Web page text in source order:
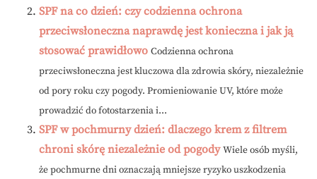
SPF na co dzień: czy codzienna ochrona
przeciwsłoneczna naprawdę jest konieczna i jak ją
stosować prawidłowo Codzienna ochrona
przeciwsłoneczna jest kluczowa dla zdrowia skóry, niezależnie
od pory roku czy pogody. Promieniowanie UV, które może
prowadzić do fotostarzenia i...
SPF w pochmurny dzień: dlaczego krem z filtrem
chroni skórę niezależnie od pogody Wiele osób myśli,
że pochmurne dni oznaczają mniejsze ryzyko uszkodzenia